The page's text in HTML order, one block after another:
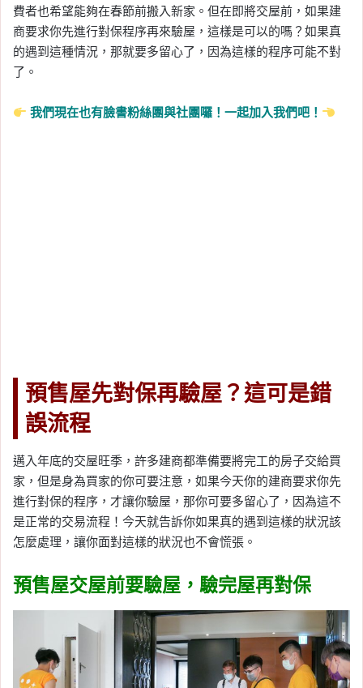
費者也希望能夠在春節前搬入新家。但在即將交屋前，如果建
商要求你先進行對保程序再來驗屋，這樣是可以的嗎？如果真
的遇到這種情況，那就要多留心了，因為這樣的程序可能不對
了。
我們現在也有臉書粉絲團與社團囉！一起加入我們吧！
預售屋先對保再驗屋？這可是錯
誤流程
邁入年底的交屋旺季，許多建商都準備要將完工的房子交給買
家，但是身為買家的你可要注意，如果今天你的建商要求你先
進行對保的程序，才讓你驗屋，那你可要多留心了，因為這不
是正常的交易流程！今天就告訴你如果真的遇到這樣的狀況該
怎麼處理，讓你面對這樣的狀況也不會慌張。
預售屋交屋前要驗屋，驗完屋再對保